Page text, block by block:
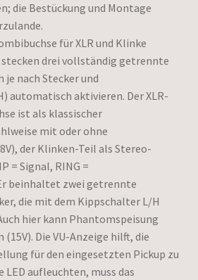
die Bestückung und Montage
für XLR und Klinke
drei vollständig getrennte
je nach Stecker und
automatisch aktivieren. Der XLR-
ist als klassischer
mit oder ohne
der Klinken-Teil als Stereo-
= Signal, RING =
beinhaltet zwei getrennte
die mit dem Kippschalter L/H
hier kann Phantomspeisung
Die VU-Anzeige hilft, die
für den eingesetzten Pickup zu
aufleuchten, muss das